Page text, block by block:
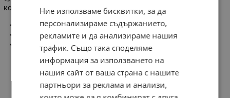
колиета. А на капака има вградено огледало.
Размер (ШхДхВ):222 х 145 х 74 мм
Материал:текстил и еко кожа
шампанско
Ние използваме бисквитки, за да
персонализираме съдържанието,
рекламите и да анализираме нашия
трафик. Също така споделяме
информация за използването на
нашия сайт от ваша страна с нашите
партньори за реклама и анализи,